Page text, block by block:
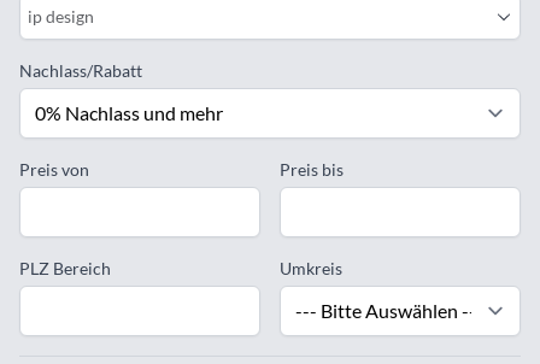
ip design
Nachlass/Rabatt
Preis von Preis bis
PLZ Bereich Umkreis